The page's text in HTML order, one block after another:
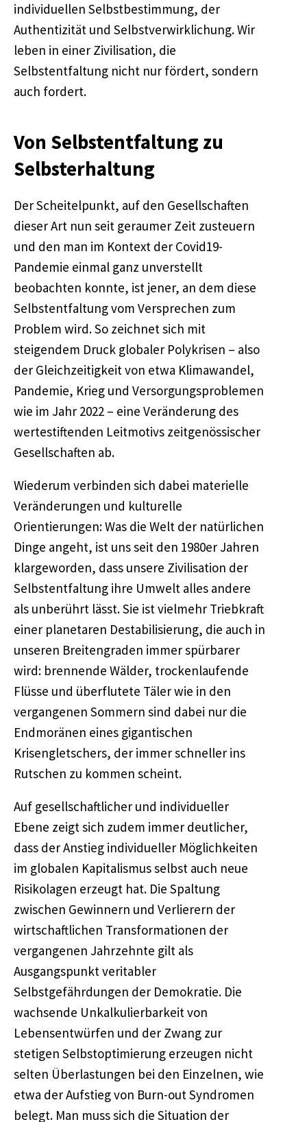
individuellen Selbstbestimmung, der
Authentizität und Selbstverwirklichung. Wir
leben in einer Zivilisation, die
Selbstentfaltung nicht nur fördert, sondern
auch fordert.
Von Selbstentfaltung zu
Selbsterhaltung
Der Scheitelpunkt, auf den Gesellschaften
dieser Art nun seit geraumer Zeit zusteuern
und den man im Kontext der Covid19-
Pandemie einmal ganz unverstellt
beobachten konnte, ist jener, an dem diese
Selbstentfaltung vom Versprechen zum
Problem wird. So zeichnet sich mit
steigendem Druck globaler Polykrisen – also
der Gleichzeitigkeit von etwa Klimawandel,
Pandemie, Krieg und Versorgungsproblemen
wie im Jahr 2022 – eine Veränderung des
wertestiftenden Leitmotivs zeitgenössischer
Gesellschaften ab.
Wiederum verbinden sich dabei materielle
Veränderungen und kulturelle
Orientierungen: Was die Welt der natürlichen
Dinge angeht, ist uns seit den 1980er Jahren
klargeworden, dass unsere Zivilisation der
Selbstentfaltung ihre Umwelt alles andere
als unberührt lässt. Sie ist vielmehr Triebkraft
einer planetaren Destabilisierung, die auch in
unseren Breitengraden immer spürbarer
wird: brennende Wälder, trockenlaufende
Flüsse und überflutete Täler wie in den
vergangenen Sommern sind dabei nur die
Endmoränen eines gigantischen
Krisengletschers, der immer schneller ins
Rutschen zu kommen scheint.
Auf gesellschaftlicher und individueller
Ebene zeigt sich zudem immer deutlicher,
dass der Anstieg individueller Möglichkeiten
im globalen Kapitalismus selbst auch neue
Risikolagen erzeugt hat. Die Spaltung
zwischen Gewinnern und Verlierern der
wirtschaftlichen Transformationen der
vergangenen Jahrzehnte gilt als
Ausgangspunkt veritabler
Selbstgefährdungen der Demokratie. Die
wachsende Unkalkulierbarkeit von
Lebensentwürfen und der Zwang zur
stetigen Selbstoptimierung erzeugen nicht
selten Überlastungen bei den Einzelnen, wie
etwa der Aufstieg von Burn-out Syndromen
belegt. Man muss sich die Situation der